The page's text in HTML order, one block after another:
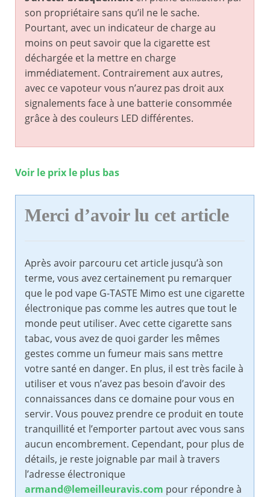
son propriétaire sans qu’il ne le sache.
Pourtant, avec un indicateur de charge au
moins on peut savoir que la cigarette est
déchargée et la mettre en charge
immédiatement. Contrairement aux autres,
avec ce vapoteur vous n’aurez pas droit aux
signalements face à une batterie consommée
grâce à des couleurs LED différentes.
Voir le prix le plus bas
Merci d’avoir lu cet article
Après avoir parcouru cet article jusqu’à son
terme, vous avez certainement pu remarquer
que le pod vape G-TASTE Mimo est une cigarette
électronique pas comme les autres que tout le
monde peut utiliser. Avec cette cigarette sans
tabac, vous avez de quoi garder les mêmes
gestes comme un fumeur mais sans mettre
votre santé en danger. En plus, il est très facile à
utiliser et vous n’avez pas besoin d’avoir des
connaissances dans ce domaine pour vous en
servir. Vous pouvez prendre ce produit en toute
tranquillité et l’emporter partout avec vous sans
aucun encombrement. Cependant, pour plus de
détails, je reste joignable par mail à travers
l’adresse électronique
armand@lemeilleuravis.com pour répondre à